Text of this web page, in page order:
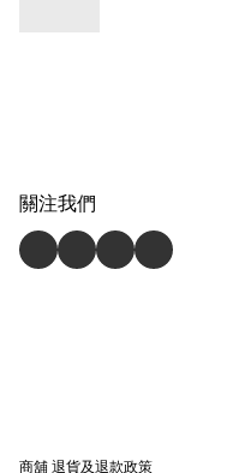
關注我們
商舖退貨及退款政策